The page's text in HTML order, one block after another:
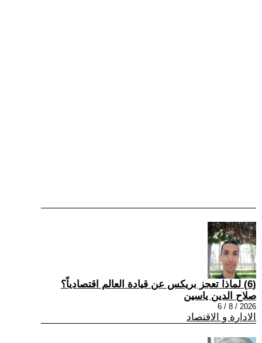
(6) لماذا تعجز بريكس عن قيادة العالم اقتصادياً؟
صلاح الدين ياسين
2026 / 8 / 6
الادارة و الاقتصاد